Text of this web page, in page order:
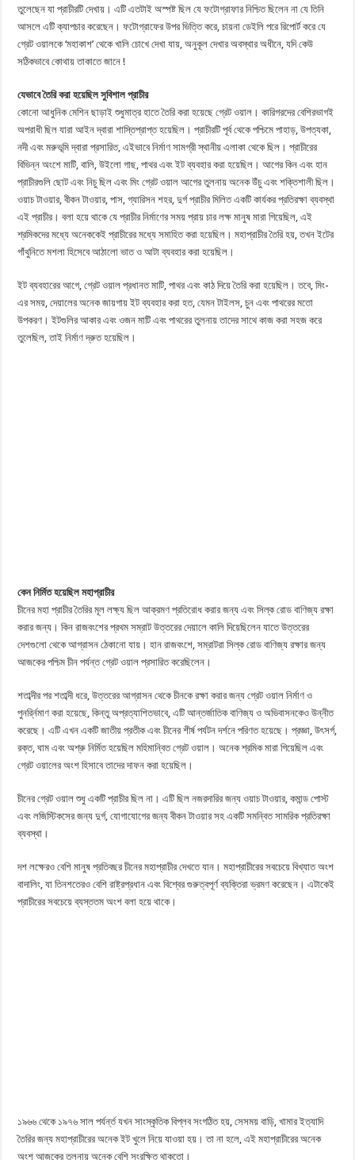
তুলেছেন যা প্রাচীরটি দেখায়। এটি এতটাই অস্পষ্ট ছিল যে ফটোগ্রাফার নিশ্চিত ছিলেন না যে তিনি
আসলে এটি ক্যাপচার করেছেন। ফটোগ্রাফের উপর ভিত্তি করে, চায়না ডেইলি পরে রিপোর্ট করে যে
গ্রেট ওয়ালকে ‘মহাকাশ’ থেকে খালি চোখে দেখা যায়, অনুকূল দেখার অবস্থার অধীনে, যদি কেউ
সঠিকভাবে কোথায় তাকাতে জানে !
যেভাবে তৈরি করা হয়েছিল সুবিশাল প্রাচীর
কোনো আধুনিক মেশিন ছাড়াই শুধুমাত্র হাতে তৈরি করা হয়েছে গ্রেট ওয়াল। কারিগরদের বেশিরভাগই
অপরাধী ছিল যারা আইন দ্বারা শাস্তিপ্রাপ্ত হয়েছিল। প্রাচীরটি পূর্ব থেকে পশ্চিমে পাহাড়, উপত্যকা,
নদী এবং মরুভূমি দ্বারা প্রসারিত, এইভাবে নির্মাণ সামগ্রী স্থানীয় এলাকা থেকে ছিল। প্রাচীরের
বিভিন্ন অংশে মাটি, বালি, উইলো গাছ, পাথর এবং ইট ব্যবহার করা হয়েছিল। আগের কিন এবং হান
প্রাচীরগুলি ছোট এবং নিচু ছিল এবং মিং গ্রেট ওয়াল আগের তুলনায় অনেক উঁচু এবং শক্তিশালী ছিল।
ওয়াচ টাওয়ার, বীকন টাওয়ার, পাস, গ্যারিসন শহর, দুর্গ প্রাচীর মিলিত একটি কার্যকর প্রতিরক্ষা ব্যবস্থা
এই প্রাচীর। বলা হয়ে থাকে যে প্রাচীর নির্মাণের সময় প্রায় চার লক্ষ মানুষ মারা গিয়েছিল, এই
শ্রমিকদের মধ্যে অনেককেই প্রাচীরের মধ্যে সমাহিত করা হয়েছিল। মহাপ্রাচীর তৈরি হয়, তখন ইটের
গাঁথুনিতে মশলা হিসেবে আঠালো ভাত ও আটা ব্যবহার করা হয়েছিল।
ইট ব্যবহারের আগে, গ্রেট ওয়াল প্রধানত মাটি, পাথর এবং কাঠ দিয়ে তৈরি করা হয়েছিল। তবে, মিং-
এর সময়, দেয়ালের অনেক জায়গায় ইট ব্যবহার করা হত, যেমন টাইলস, চুন এবং পাথরের মতো
উপকরণ। ইটগুলির আকার এবং ওজন মাটি এবং পাথরের তুলনায় তাদের সাথে কাজ করা সহজ করে
তুলেছিল, তাই নির্মাণ দ্রুত হয়েছিল।
কেন নির্মিত হয়েছিল মহাপ্রাচীর
চীনের মহা প্রাচীর তৈরির মূল লক্ষ্য ছিল আক্রমণ প্রতিরোধ করার জন্য এবং সিল্ক রোড বাণিজ্য রক্ষা
করার জন্য। কিন রাজবংশের প্রথম সম্রাট উত্তরের দেয়ালে কালি দিয়েছিলেন যাতে উত্তরের
দেশগুলো থেকে আগ্রাসন ঠেকানো যায়। হান রাজবংশে, সম্রাটরা সিল্ক রোড বাণিজ্য রক্ষার জন্য
আজকের পশ্চিম চীন পর্যন্ত গ্রেট ওয়াল প্রসারিত করেছিলেন।
শতাব্দীর পর শতাব্দী ধরে, উত্তরের আগ্রাসন থেকে চীনকে রক্ষা করার জন্য গ্রেট ওয়াল নির্মাণ ও
পুনর্র্নিমাণ করা হয়েছে, কিন্তু অপ্রত্যাশিতভাবে, এটি আন্তর্জাতিক বাণিজ্য ও অভিবাসনকেও উন্নীত
করেছে। এটি এখন একটি জাতীয় প্রতীক এবং চীনের শীর্ষ পর্যটন দর্শনে পরিণত হয়েছে। প্রজ্ঞা, উৎসর্গ,
রক্ত, ঘাম এবং অশ্রু নির্মিত হয়েছিল মহিমান্বিত গ্রেট ওয়াল। অনেক শ্রমিক মারা গিয়েছিল এবং
গ্রেট ওয়ালের অংশ হিসাবে তাদের দাফন করা হয়েছিল।
চীনের গ্রেট ওয়াল শুধু একটি প্রাচীর ছিল না। এটি ছিল নজরদারির জন্য ওয়াচ টাওয়ার, কমান্ড পোস্ট
এবং লজিস্টিকসের জন্য দুর্গ, যোগাযোগের জন্য বীকন টাওয়ার সহ একটি সমন্বিত সামরিক প্রতিরক্ষা
ব্যবস্থা।
দশ লক্ষেরও বেশি মানুষ প্রতিবছর চীনের মহাপ্রাচীর দেখতে যান। মহাপ্রাচীরের সবচেয়ে বিখ্যাত অংশ
বাদালিং, যা তিনশতেরও বেশি রাষ্ট্রপ্রধান এবং বিশ্বের গুরুত্বপূর্ণ ব্যক্তিরা ভ্রমণ করেছেন। এটাকেই
প্রাচীরের সবচেয়ে ব্যস্ততম অংশ বলা হয়ে থাকে।
১৯৬৬ থেকে ১৯৭৬ সাল পর্যর্ন্ত যখন সাংস্কৃতিক বিপ্লব সংগঠিত হয়, সেসময় বাড়ি, খামার ইত্যাদি
তৈরির জন্য মহাপ্রাচীরের অনেক ইট খুলে নিয়ে যাওয়া হয়। তা না হলে, এই মহাপ্রাচীরের অনেক
অংশ আজকের তুলনায় অনেক বেশি সংরক্ষিত থাকতো।